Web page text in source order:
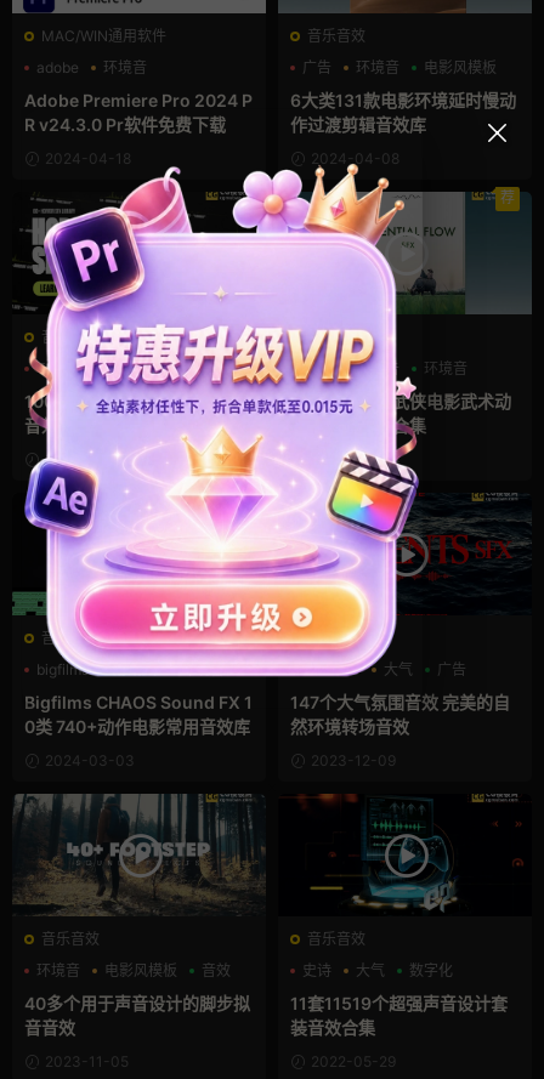
MAC/WIN通用软件
adobe
环境音
Adobe Premiere Pro 2024 P
R v24.3.0 Pr软件免费下载
2024-04-18
音乐音效
广告
环境音 电影风模板
6大类131款电影环境延时慢动
作过渡剪辑音效库
2024-04-08
音乐音效
TROPIC COLOUR
广告
悬疑
100首恐怖惊悚电影氛围背景
音效库 Tropic Colour HORR
OR SFX
2024-04-07
音乐音效
中国风
广告 环境音
中国传统功夫武侠电影武术动
作环境音效库合集
2024-04-04
荐
音乐音效
bigfilms
游戏风 环境音
Bigfilms CHAOS Sound FX 1
0类 740+动作电影常用音效库
2024-03-03
音乐音效
AcidBite
大气 广告
147个大气氛围音效 完美的自
然环境转场音效
2023-12-09
音乐音效
环境音
电影风模板 音效
40多个用于声音设计的脚步拟
音音效
2023-11-05
音乐音效
史诗
大气 数字化
11套11519个超强声音设计套
装音效合集
2022-05-29